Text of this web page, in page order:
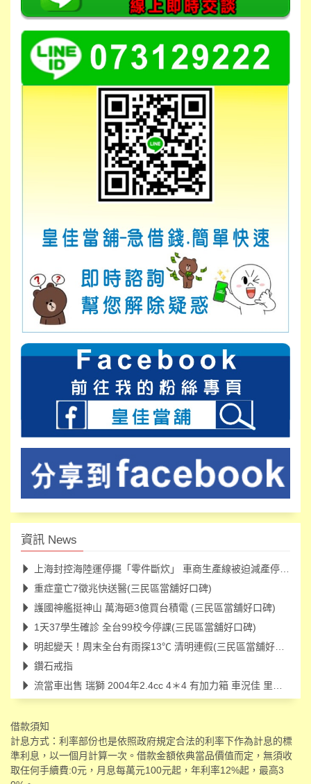
資訊 News
上海封控海陸運停擺「零件斷炊」 車商生產線被迫減產停工(三民
重症童亡7徵兆快送醫(三民區當舖好口碑)
護國神艦挺神山 萬海砸3億買台積電 (三民區當舖好口碑)
1天37學生確診 全台99校今停課(三民區當舖好口碑)
明起變天！周末全台有雨探13℃ 清明連假(三民區當舖好口碑)
鑽石戒指
流當車出售 瑞獅 2004年2.4cc 4＊4 有加力箱 車況佳 里程97000
借款須知
計息方式：利率部份也是依照政府規定合法的利率下作為計息的標
準利息，以一個月計算一次。借款金額依典當品價值而定，無須收
取任何手續費:0元，月息每萬元100元起，年利率12%起，最高3